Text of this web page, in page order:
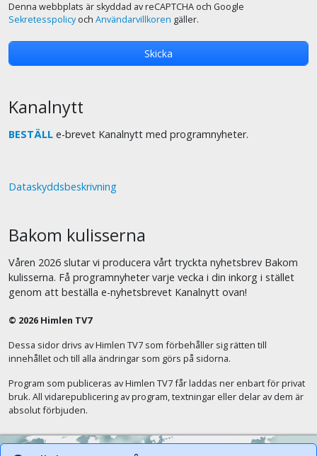
Denna webbplats är skyddad av reCAPTCHA och Google
Sekretesspolicyoch Användarvillkoren gäller.
Kanalnytt
BESTÄLL e-brevet Kanalnytt med programnyheter.
Dataskyddsbeskrivning
Bakom kulisserna
Våren 2026 slutar vi producera vårt tryckta nyhetsbrev Bakom
kulisserna. Få programnyheter varje vecka i din inkorg i stället
genom att beställa e-nyhetsbrevet Kanalnytt ovan!
© 2026 Himlen TV7
Dessa sidor drivs av Himlen TV7 som förbehåller sig rätten till
innehållet och till alla ändringar som görs på sidorna.
Program som publiceras av Himlen TV7 får laddas ner enbart för privat
bruk. All vidarepublicering av program, textningar eller delar av dem är
absolut förbjuden.